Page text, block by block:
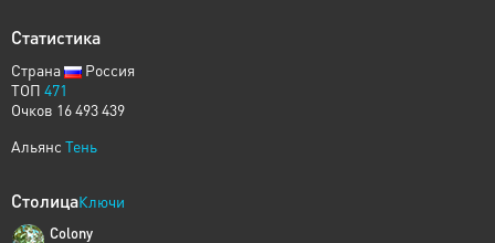
Статистика
Страна
Россия
ТОП 471
Очков 16 493 439
Альянс Тень
СтолицаКлючи
Colony